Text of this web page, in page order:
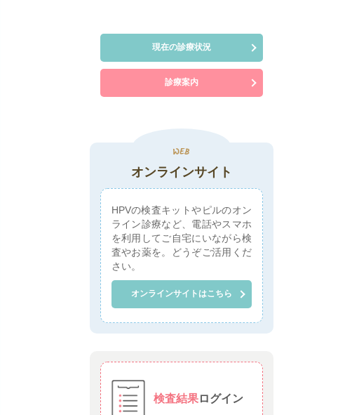
現在の診療状況
診療案内
オンラインサイト
HPVの検査キットやピルのオン
ライン診療など、電話やスマホ
を利用してご自宅にいながら検
査やお薬を。どうぞご活用くだ
さい。
オンラインサイトはこちら
検査結果ログイン